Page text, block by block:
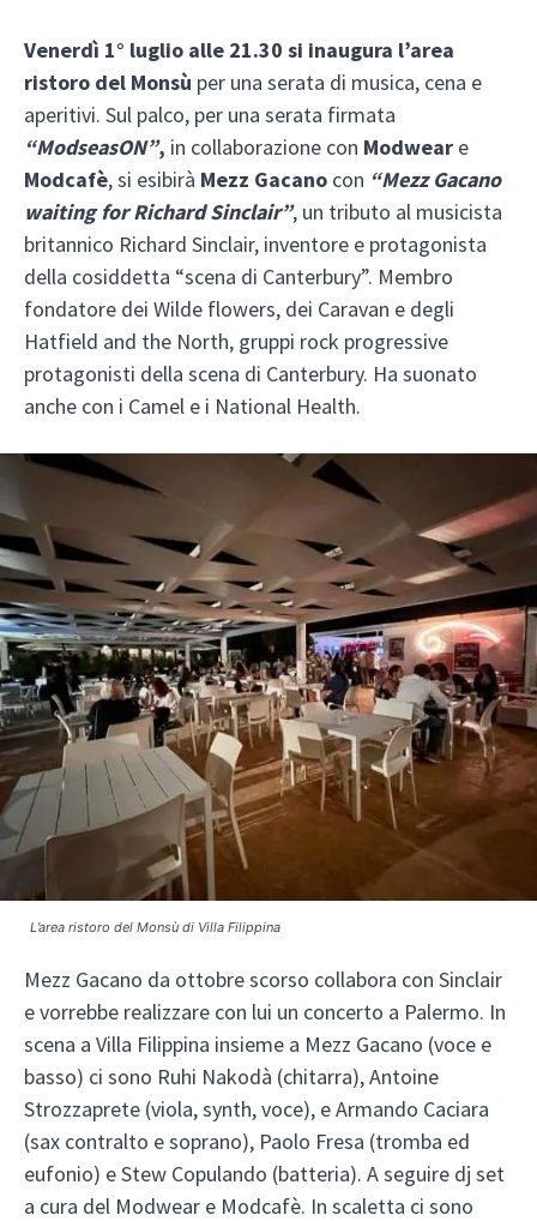
Venerdì 1° luglio alle 21.30 si inaugura l’area
ristoro del Monsù per una serata di musica, cena e
aperitivi. Sul palco, per una serata firmata
“ModseasON”, in collaborazione con Modwear e
Modcafè, si esibirà Mezz Gacano con “Mezz Gacano
waiting for Richard Sinclair”, un tributo al musicista
britannico Richard Sinclair, inventore e protagonista
della cosiddetta “scena di Canterbury”. Membro
fondatore dei Wilde flowers, dei Caravan e degli
Hatfield and the North, gruppi rock progressive
protagonisti della scena di Canterbury. Ha suonato
anche con i Camel e i National Health.
L’area ristoro del Monsù di Villa Filippina
Mezz Gacano da ottobre scorso collabora con Sinclair
e vorrebbe realizzare con lui un concerto a Palermo. In
scena a Villa Filippina insieme a Mezz Gacano (voce e
basso) ci sono Ruhi Nakodà (chitarra), Antoine
Strozzaprete (viola, synth, voce), e Armando Caciara
(sax contralto e soprano), Paolo Fresa (tromba ed
eufonio) e Stew Copulando (batteria). A seguire dj set
a cura del Modwear e Modcafè. In scaletta ci sono